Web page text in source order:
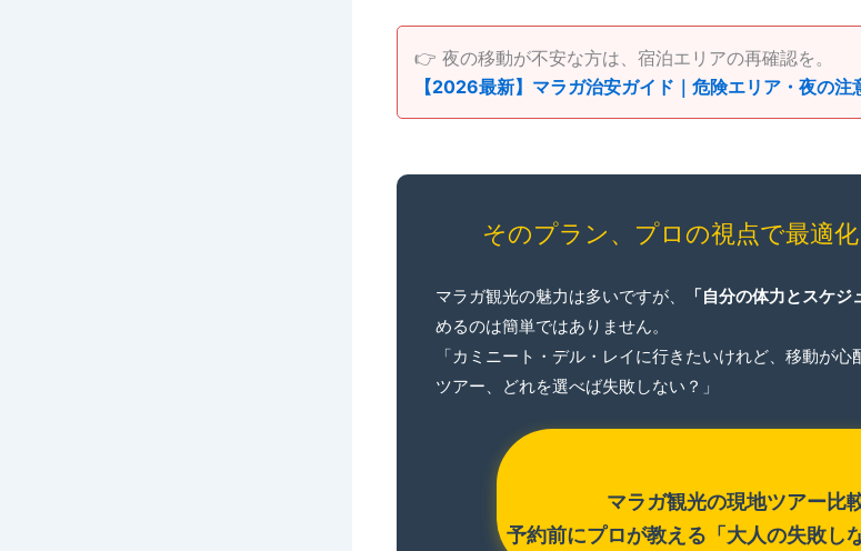
👉 夜の移動が不安な方は、宿泊エリアの再確認を。
【2026最新】マラガ治安ガイド｜危険エリア・夜の注
そのプラン、プロの視点で最適
マラガ観光の魅力は多いですが、 「自分の体力とスケジ
めるのは簡単ではありません。
「カミニート・デル・レイに行きたいけれど、移動が
ツアー、どれを選べば失敗しない？」
マラガ観光の現地ツアー比
予約前にプロが教える「大人の失敗し